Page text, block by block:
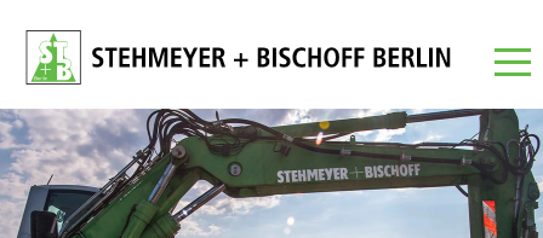
Navigation